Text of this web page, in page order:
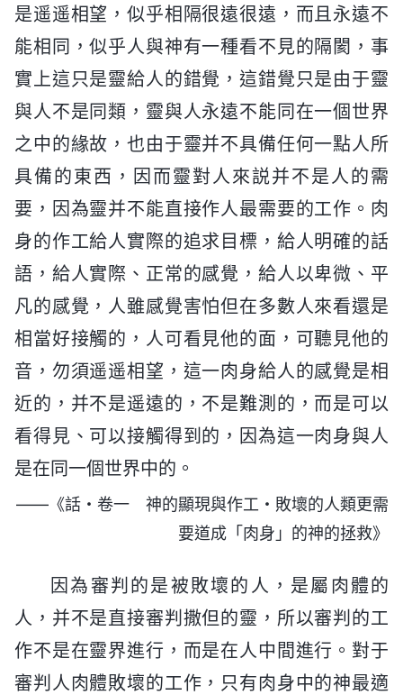
是遥遥相望，似乎相隔很遠很遠，而且永遠不
能相同，似乎人與神有一種看不見的隔閡，事
實上這只是靈給人的錯覺，這錯覺只是由于靈
與人不是同類，靈與人永遠不能同在一個世界
之中的緣故，也由于靈并不具備任何一點人所
具備的東西，因而靈對人來説并不是人的需
要，因為靈并不能直接作人最需要的工作。肉
身的作工給人實際的追求目標，給人明確的話
語，給人實際、正常的感覺，給人以卑微、平
凡的感覺，人雖感覺害怕但在多數人來看還是
相當好接觸的，人可看見他的面，可聽見他的
音，勿須遥遥相望，這一肉身給人的感覺是相
近的，并不是遥遠的，不是難測的，而是可以
看得見、可以接觸得到的，因為這一肉身與人
是在同一個世界中的。
——《話・卷一 神的顯現與作工・敗壞的人類更需
要道成「肉身」的神的拯救》
因為審判的是被敗壞的人，是屬肉體的
人，并不是直接審判撒但的靈，所以審判的工
作不是在靈界進行，而是在人中間進行。對于
審判人肉體敗壞的工作，只有肉身中的神最適